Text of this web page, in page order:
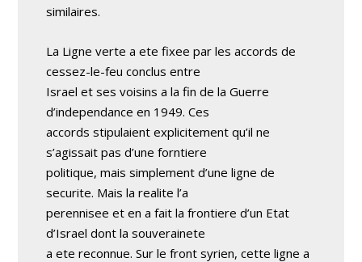
similaires.
La Ligne verte a ete fixee par les accords de
cessez-le-feu conclus entre
Israel et ses voisins a la fin de la Guerre
d’independance en 1949. Ces
accords stipulaient explicitement qu’il ne
s’agissait pas d’une forntiere
politique, mais simplement d’une ligne de
securite. Mais la realite l’a
perennisee et en a fait la frontiere d’un Etat
d’Israel dont la souverainete
a ete reconnue. Sur le front syrien, cette ligne a